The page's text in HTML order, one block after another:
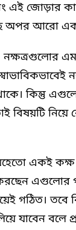
এই জোড়ার
অপর আরো
নক্ষত্রগুলোর
কিন্তু
বিষয়টি নিয়ে
একই কক্ষ
এগুলোর
গঠিত। তবে
যাবেন বলে